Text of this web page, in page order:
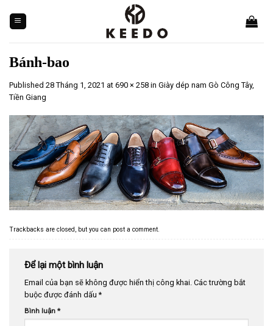
content
Bánh-bao
Published 28 Tháng 1, 2021 at 690 × 258 in Giày dép nam Gò Công Tây,
Tiền Giang
Trackbacks are closed, but you can post a comment.
Để lại một bình luận
Email của bạn sẽ không được hiển thị công khai. Các trường bắt
buộc được đánh dấu*
Bình luận *